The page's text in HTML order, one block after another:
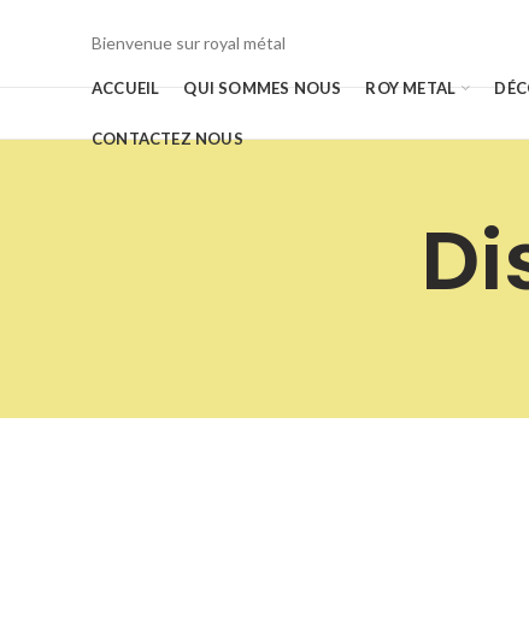
Bienvenue sur royal métal
ACCUEIL QUI SOMMES NOUS ROY METAL
CONTACTEZ NOUS